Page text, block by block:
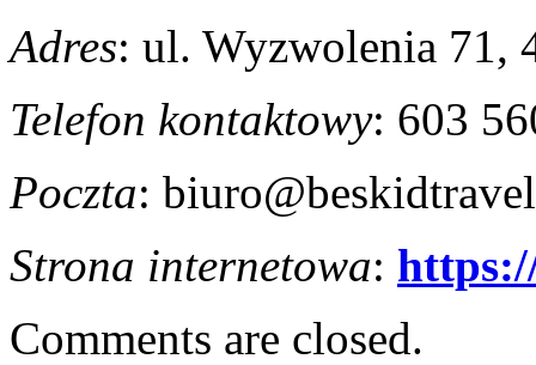
Adres: ul. Wyzwolenia 71,
Telefon kontaktowy: 603
Poczta:
Strona internetowa:
Comments are closed.